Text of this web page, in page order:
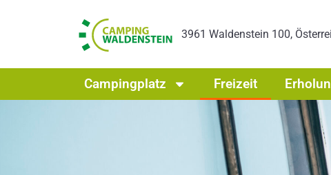
3961 Waldenstein 100,
Campingplatz Freizeit